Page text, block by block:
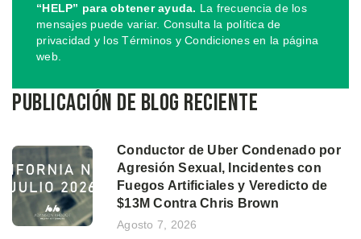
“HELP” para obtener ayuda. La frecuencia de los
mensajes puede variar. Consulta la política de
privacidad y los Términos y Condiciones en la página
web.
Publicación de blog reciente
Conductor de Uber Condenado por
Agresión Sexual, Incidentes con
Fuegos Artificiales y Veredicto de
$13M Contra Chris Brown
Agosto 7, 2026